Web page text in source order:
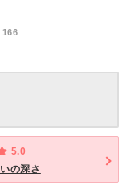
166
5.0
の深さ